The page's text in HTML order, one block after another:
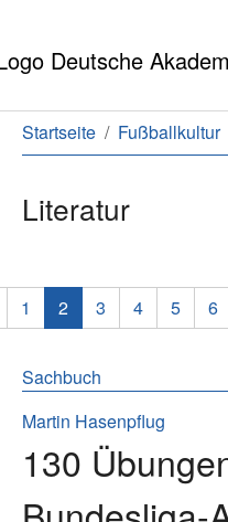
Sie sind hier:
Startseite Fußballkultur
Literatur
1 2 3 4 5 6
Sachbuch
Martin Hasenpflug
130